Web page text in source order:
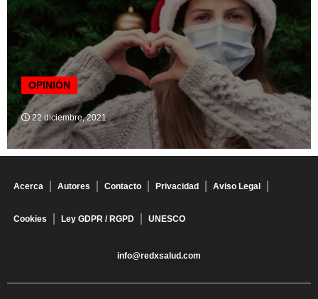
OPINIÓN
22 diciembre, 2021
Acerca Autores Contacto Privacidad Aviso Legal
Cookies Ley GDPR / RGPD UNESCO
info@redxsalud.com